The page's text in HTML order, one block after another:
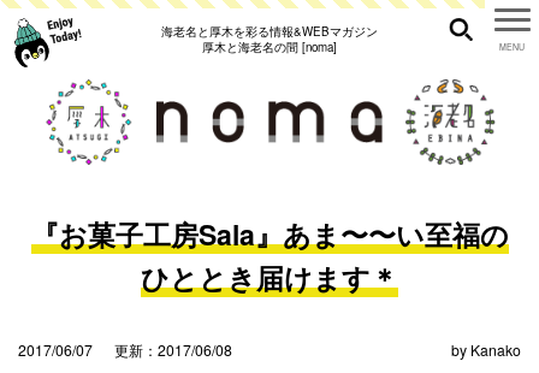
海老名と厚木を彩る情報&WEBマガジン
厚木と海老名の間 [noma]
『お菓子工房Sala』あま〜〜い至福の
ひととき届けます＊
2017/06/07 更新：2017/06/08 by Kanako